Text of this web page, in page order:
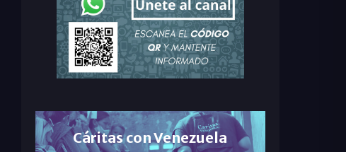
Cáritas con Venezuela